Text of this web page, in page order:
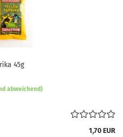
45g
abweichend)
1,70 EUR